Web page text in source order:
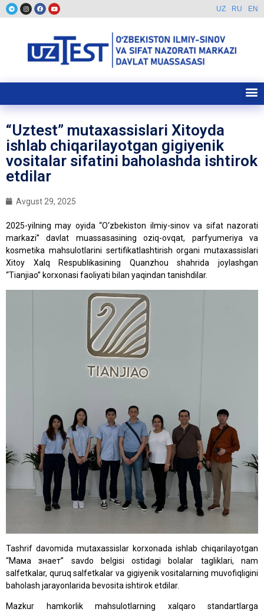
UZ RU EN
“Uztest” mutaxassislari Xitoyda
ishlab chiqarilayotgan gigiyenik
vositalar sifatini baholashda ishtirok
etdilar
Avgust 29, 2025
2025-yilning may oyida “O‘zbekiston ilmiy-sinov va sifat nazorati
markazi” davlat muassasasining oziq-ovqat, parfyumeriya va
kosmetika mahsulotlarini sertifikatlashtirish organi mutaxassislari
Xitoy Xalq Respublikasining Quanzhou shahrida joylashgan
“Tianjiao” korxonasi faoliyati bilan yaqindan tanishdilar.
Tashrif davomida mutaxassislar korxonada ishlab chiqarilayotgan
“Мама знает” savdo belgisi ostidagi bolalar tagliklari, nam
salfetkalar, quruq salfetkalar va gigiyenik vositalarning muvofiqligini
baholash jarayonlarida bevosita ishtirok etdilar.
Mazkur hamkorlik mahsulotlarning xalqaro standartlarga